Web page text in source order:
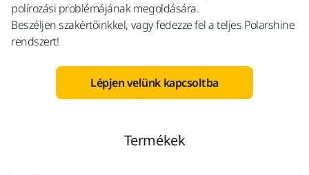
polírozási problémájának megoldására.
Beszéljen szakértőinkkel, vagy fedezze fel a teljes Polarshine
rendszert!
Lépjen velünk kapcsoltba
Termékek